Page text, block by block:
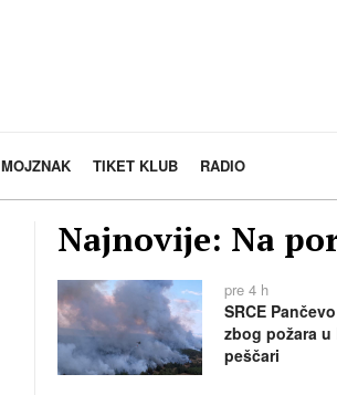
MOJZNAK TIKET KLUB RADIO
Najnovije: Na
pre 4 h
SRCE
zbog požara
peščari